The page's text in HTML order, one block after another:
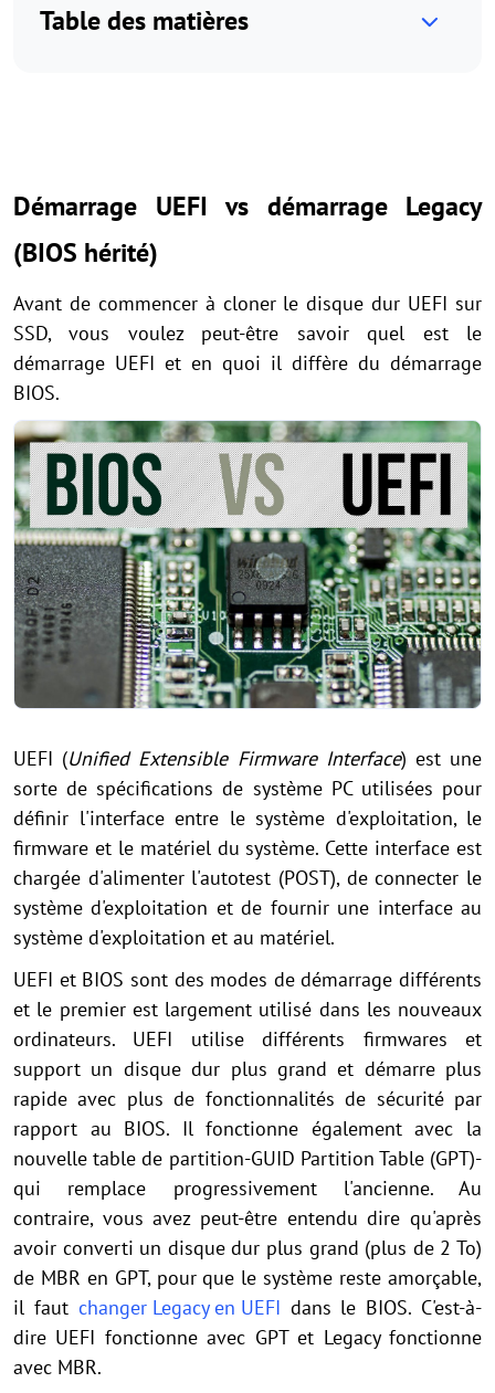
Table des matières
Démarrage UEFI vs démarrage Legacy
(BIOS hérité)
Avant de commencer à cloner le disque dur UEFI sur
SSD, vous voulez peut-être savoir quel est le
démarrage UEFI et en quoi il diffère du démarrage
BIOS.
UEFI (Unified Extensible Firmware Interface) est une
sorte de spécifications de système PC utilisées pour
définir l'interface entre le système d'exploitation, le
firmware et le matériel du système. Cette interface est
chargée d'alimenter l'autotest (POST), de connecter le
système d'exploitation et de fournir une interface au
système d'exploitation et au matériel.
UEFI et BIOS sont des modes de démarrage différents
et le premier est largement utilisé dans les nouveaux
ordinateurs. UEFI utilise différents firmwares et
support un disque dur plus grand et démarre plus
rapide avec plus de fonctionnalités de sécurité par
rapport au BIOS. Il fonctionne également avec la
nouvelle table de partition-GUID Partition Table (GPT)-
qui remplace progressivement l'ancienne. Au
contraire, vous avez peut-être entendu dire qu'après
avoir converti un disque dur plus grand (plus de 2 To)
de MBR en GPT, pour que le système reste amorçable,
il faut changer Legacy en UEFI dans le BIOS. C'est-à-
dire UEFI fonctionne avec GPT et Legacy fonctionne
avec MBR.